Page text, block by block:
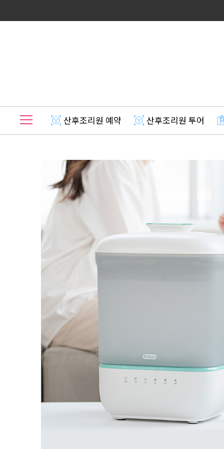
산후조리원 예약 산후조리원 투어